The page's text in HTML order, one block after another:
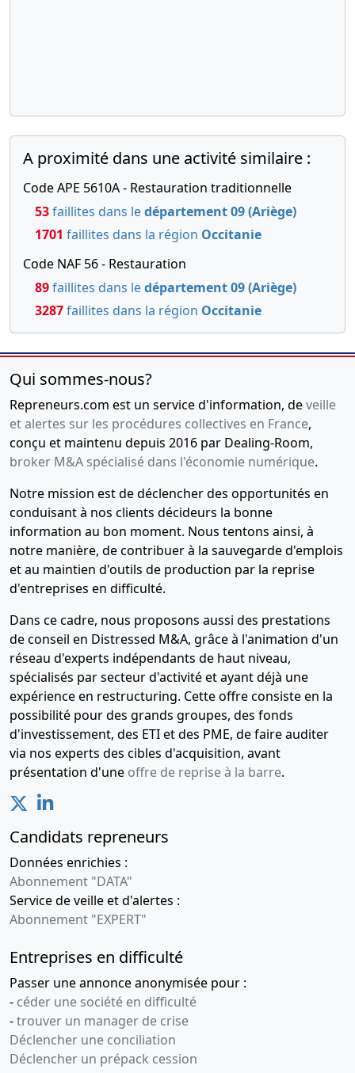
A proximité dans une activité similaire :
Code APE 5610A - Restauration traditionnelle
53faillites dans ledépartement 09 (Ariège)
1701 faillites dans la région Occitanie
Code NAF 56 - Restauration
89faillites dans ledépartement 09 (Ariège)
3287faillites dans la région Occitanie
Qui sommes-nous?
Repreneurs.com est un service d'information, deveille
et alertes sur les procédures collectives en France,
conçu et maintenu depuis 2016 par Dealing-Room,
broker M&A spécialisé dans l'économie numérique.
Notre mission est de déclencher des opportunités en
conduisant à nos clients décideurs la bonne
information au bon moment. Nous tentons ainsi, à
notre manière, de contribuer à la sauvegarde d'emplois
et au maintien d'outils de production par la reprise
d'entreprises en difficulté.
Dans ce cadre, nous proposons aussi des prestations
de conseil en Distressed M&A, grâce à l'animation d'un
réseau d'experts indépendants de haut niveau,
spécialisés par secteur d'activité et ayant déjà une
expérience en restructuring. Cette offre consiste en la
possibilité pour des grands groupes, des fonds
d'investissement, des ETI et des PME, de faire auditer
via nos experts des cibles d'acquisition, avant
présentation d'une offre de reprise à la barre.
Candidats repreneurs
Données enrichies :
Abonnement "DATA"
Service de veille et d'alertes :
Abonnement "EXPERT"
Entreprises en difficulté
Passer une annonce anonymisée pour :
- céder une société en difficulté
-trouver un manager de crise
Déclencher une conciliation
Déclencher un prépack cession